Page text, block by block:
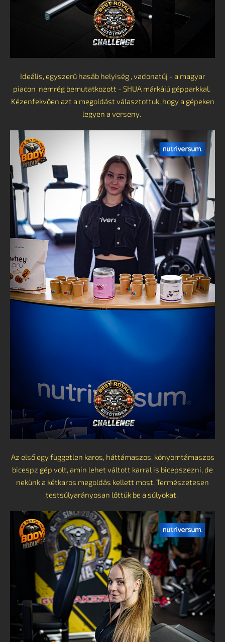
Ideális, egyszerű hasáb helyiség , vadonatúj - a magyar
piacon nemrég bemutatkozott - SHUA márkájú gépparkkal.
Kézenfekvően azt a megoldást választottuk, hogy a gépeken
legyen a verseny.
Az első egy független karos, háttámaszos, könyömtámaszos
bicespz gép volt, amin lehet váltott karral is bicepszezni, de
nekünk a kétkaros megoldás kellett most. Természetesen
testsúlyarányosan lőttük be a súlyokat.